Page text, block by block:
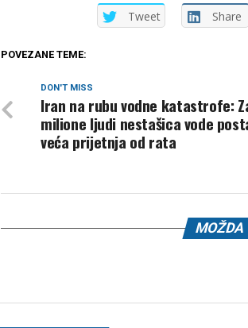
Tweet Share
POVEZANE TEME:
DON'T MISS
Iran na rubu vodne katastrofe:
milione ljudi nestašica vode
veća prijetnja od rata
MOŽDA